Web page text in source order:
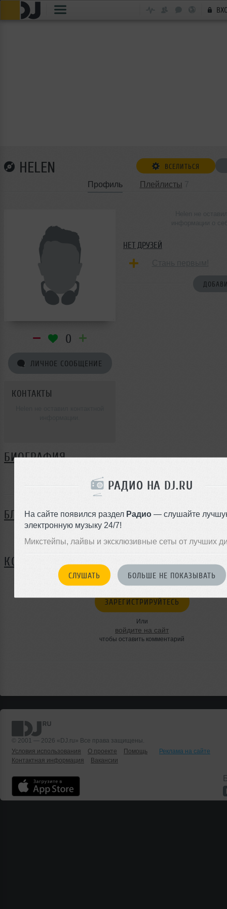
РАДИО НА DJ.RU
На сайте появился раздел Радио — слушайте
электронную музыку 24/7!
Микстейпы, лайвы и эксклюзивные сеты от лучших
СЛУШАТЬ БОЛЬШЕ НЕ ПОКАЗЫВАТЬ
HELEN ВСЕЛИТЬСЯ
Профиль Плейлисты
0
ЛИЧНОЕ СООБЩЕНИЕ
КОНТАКТЫ
НЕТ ДРУЗЕЙ
БИОГРАФИЯ
Helen ещё не поделился своей биографией
БЛОГ
КОММЕНТАРИИ
ЗАРЕГИСТРИРУЙТЕСЬ
Или
войдите на сайт
чтобы оставить комментарий
© 2001 — 2026 «DJ.ru» Все права защищены.
Условия использования
О проекте Помощь
Реклама на сайте
Контактная информация
Вакансии